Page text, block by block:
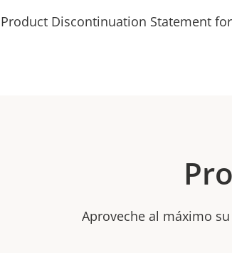
Product Discontinuation Statement for
Aproveche al máximo